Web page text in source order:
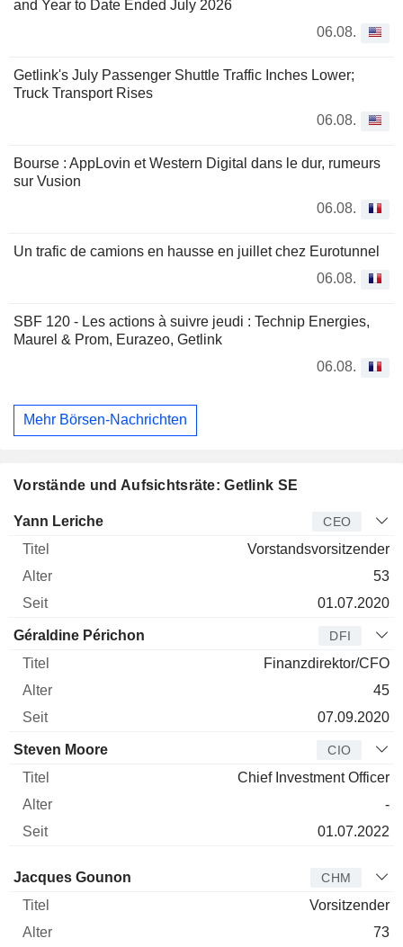
and Year to Date Ended July 2026
06.08.
Getlink's July Passenger Shuttle Traffic Inches Lower;
Truck Transport Rises
06.08.
Bourse : AppLovin et Western Digital dans le dur, rumeurs
sur Vusion
06.08.
Un trafic de camions en hausse en juillet chez Eurotunnel
06.08.
SBF 120 - Les actions à suivre jeudi : Technip Energies,
Maurel & Prom, Eurazeo, Getlink
06.08.
Mehr Börsen-Nachrichten
Vorstände und Aufsichtsräte: Getlink SE
Manager Titel
Yann Leriche CEO
Vorstandsvorsitzender
53
01.07.2020
Géraldine Périchon DFI
Finanzdirektor/CFO
45
07.09.2020
Steven Moore CIO
Chief Investment Officer
-
01.07.2022
Verwaltungsratsmitglied
Jacques Gounon CHM
Vorsitzender
73